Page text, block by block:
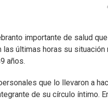
importante de salud
las últimas horas su
años.
que lo llevaron a
de su círculo íntimo.